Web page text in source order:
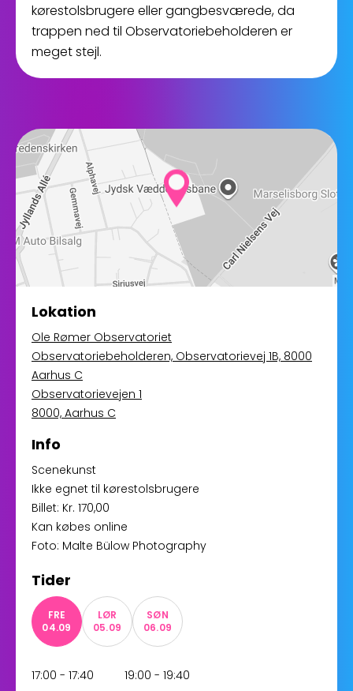
kørestolsbrugere eller gangbesværede, da
trappen ned til Observatoriebeholderen er
meget stejl.
Lokation
Ole Rømer Observatoriet
Observatoriebeholderen, Observatorievej 1B, 8000
Aarhus C
Observatorievejen 1
8000, Aarhus C
Info
Scenekunst
Ikke egnet til kørestolsbrugere
Billet: Kr. 170,00
Kan købes online
Foto: Malte Bülow Photography
Tider
FRE
04.09
LØR
05.09
SØN
06.09
17:00 - 17:40 19:00 - 19:40